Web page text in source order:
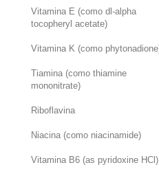
Vitamina E (como dl-alpha
tocopheryl acetate)
Vitamina K (como
Tiamina (como thiamine
mononitrate)
Riboflavina
Niacina (como niacinamide)
Vitamina B6 (as pyridoxine HCl)